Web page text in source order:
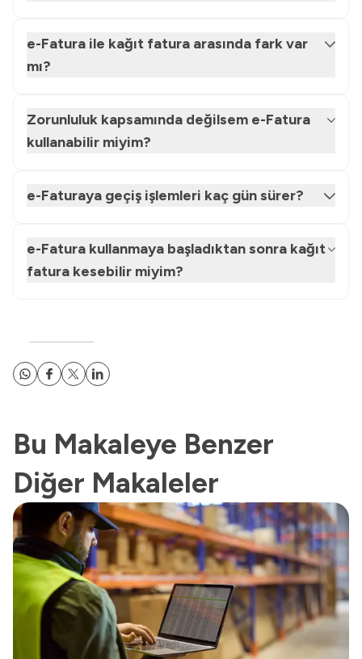
e-Fatura ile kağıt fatura arasında fark var
mı?
Zorunluluk kapsamında değilsem e-Fatura
kullanabilir miyim?
e-Faturaya geçiş işlemleri kaç gün sürer?
e-Fatura kullanmaya başladıktan sonra kağıt
fatura kesebilir miyim?
Bu Makaleye Benzer
Diğer Makaleler